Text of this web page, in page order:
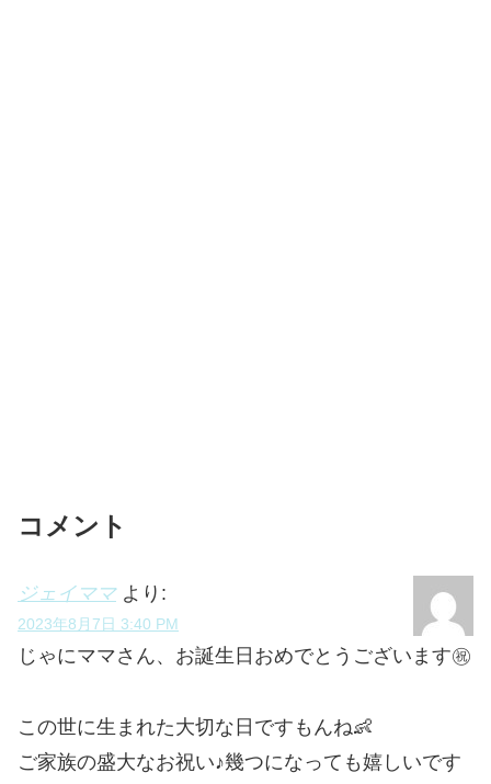
コメント
ジェイママ より:
2023年8月7日 3:40 PM
じゃにママさん、お誕生日おめでとうございます㊗
この世に生まれた大切な日ですもんね👶
ご家族の盛大なお祝い♪幾つになっても嬉しいです